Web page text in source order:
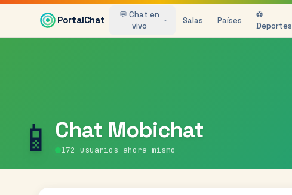
Saltar al contenido principal
PortalChat
💬 Chat en
vivo
Salas Países
⚽
Deportes
📱 Chat Mobichat
172 usuarios ahora mismo